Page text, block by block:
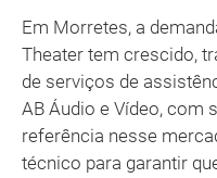
Em Morretes, a
Theater tem crescido,
de serviços de
AB Áudio e Vídeo, com
referência nesse
técnico para garantir